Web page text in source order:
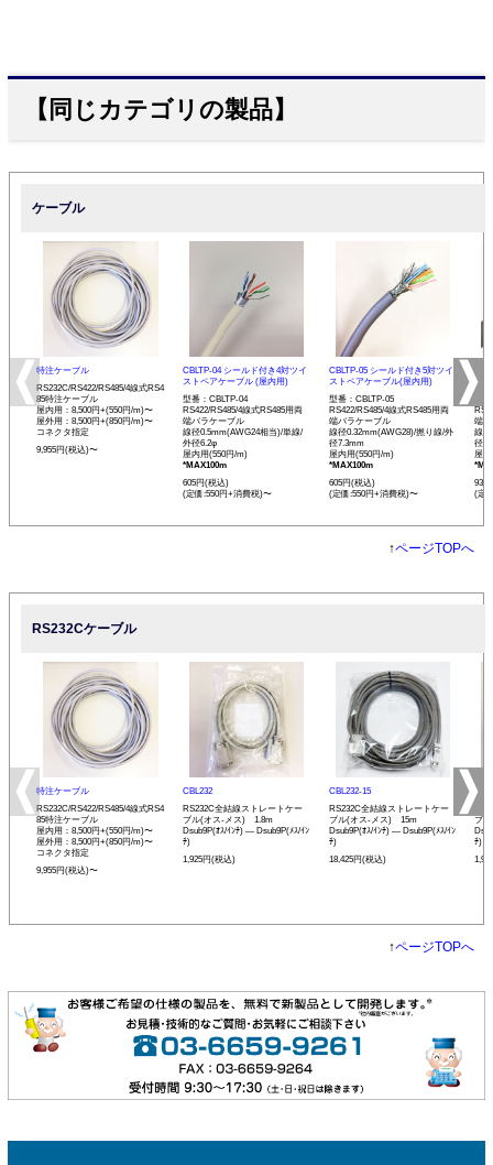
【同じカテゴリの製品】
ケーブル
特注ケーブル
RS232C/RS422/RS485/4線式RS4
85特注ケーブル
屋内用：8,500円+(550円/m)〜
屋外用：8,500円+(850円/m)〜
コネクタ指定
9,955円(税込)〜
CBLTP-04 シールド付き4対ツイ
ストペアケーブル (屋内用)
型番：CBLTP-04
RS422/RS485/4線式RS485用両
端バラケーブル
線径0.5mm(AWG24相当)/単線/
外径6.2φ
屋内用(550円/m)
*MAX100m
605円(税込)
(定価:550円+消費税)〜
CBLTP-05 シールド付き5対ツイ
ストペアケーブル(屋内用)
型番：CBLTP-05
RS422/RS485/4線式RS485用両
端バラケーブル
線径0.32mm(AWG28)/撚り線/外
径7.3mm
屋内用(550円/m)
*MAX100m
605円(税込)
(定価:550円+消費税)〜
イ
端
線
径
屋
935
(定
↑ページTOPへ
RS232Cケーブル
特注ケーブル
RS232C/RS422/RS485/4線式RS4
85特注ケーブル
屋内用：8,500円+(550円/m)〜
屋外用：8,500円+(850円/m)〜
コネクタ指定
9,955円(税込)〜
CBL232
RS232C全結線ストレートケー
ブル(オス-メス) 1.8m
Dsub9P(ｵｽ/ｲﾝﾁ) ― Dsub9P(ﾒｽ/ｲﾝ
ﾁ)
1,925円(税込)
CBL232-15
RS232C全結線ストレートケー
ブル(オス-メス) 15m
Dsub9P(ｵｽ/ｲﾝﾁ) ― Dsub9P(ﾒｽ/ｲﾝ
ﾁ)
18,425円(税込)
ブ
ﾁ)
↑ページTOPへ